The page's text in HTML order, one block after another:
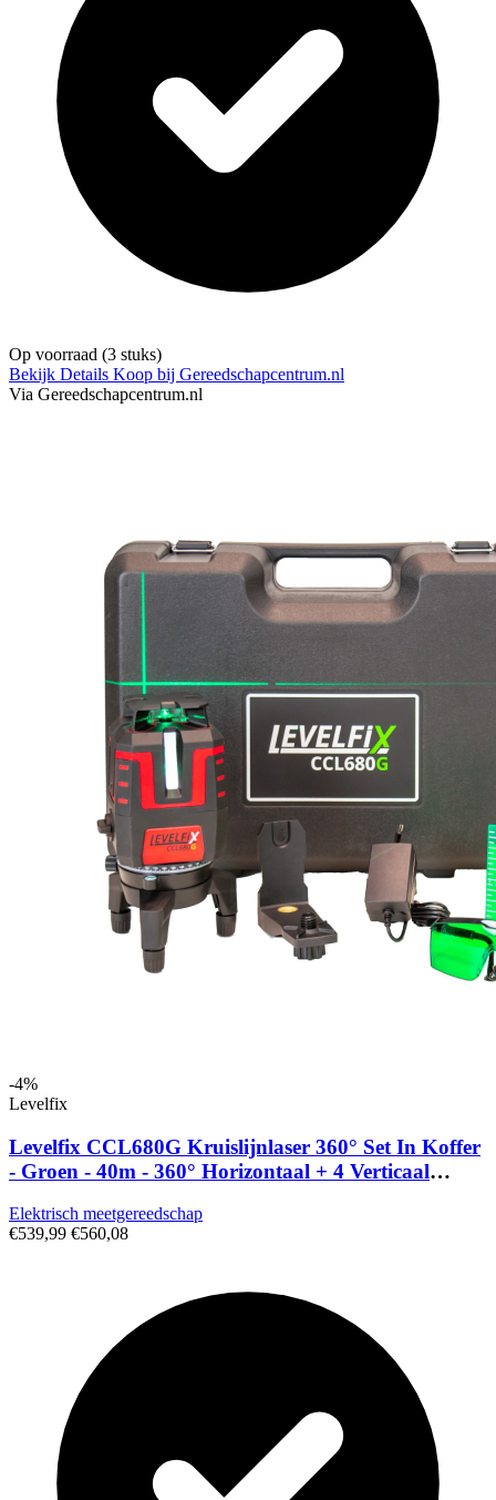
Op voorraad (3 stuks)
Bekijk Details Koop bij Gereedschapcentrum.nl
Via Gereedschapcentrum.nl
-4%
Levelfix
Levelfix CCL680G Kruislijnlaser 360° Set In Koffer
- Groen - 40m - 360° Horizontaal + 4 Verticaal
Elektrisch meetgereedschap
€539,99 €560,08